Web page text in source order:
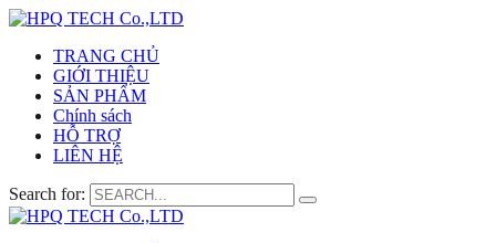
TRANG CHỦ
GIỚI THIỆU
SẢN PHẨM
Chính sách
HỖ TRỢ
LIÊN HỆ
Search for: